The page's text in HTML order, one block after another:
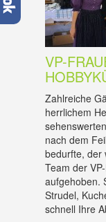
VP-
Zahlreiche
herrlichem
nach dem
bedurfte, der
Team der
aufgehoben.
Strudel,
schnell Ihre